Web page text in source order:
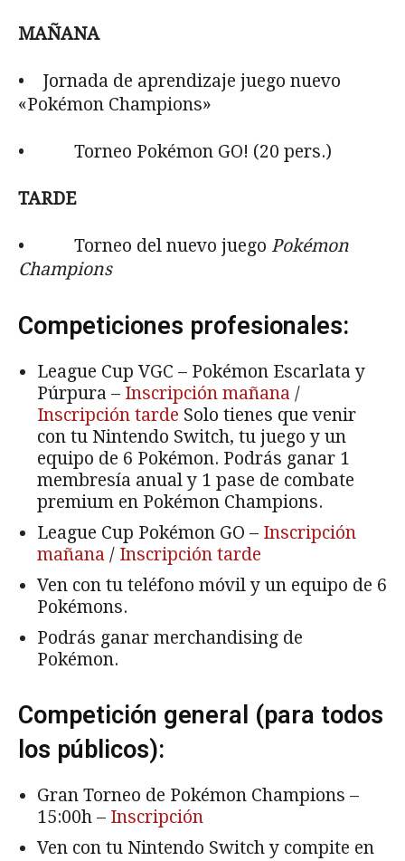
MAÑANA
• Jornada de aprendizaje juego nuevo
«Pokémon Champions»
• Torneo Pokémon GO! (20 pers.)
TARDE
• Torneo del nuevo juego Pokémon
Champions
Competiciones profesionales:
League Cup VGC – Pokémon Escarlata y
Púrpura – Inscripción mañana /
Inscripción tarde Solo tienes que venir
con tu Nintendo Switch, tu juego y un
equipo de 6 Pokémon. Podrás ganar 1
membresía anual y 1 pase de combate
premium en Pokémon Champions.
League Cup Pokémon GO – Inscripción
mañana / Inscripción tarde
Ven con tu teléfono móvil y un equipo de 6
Pokémons.
Podrás ganar merchandising de
Pokémon.
Competición general (para todos
los públicos):
Gran Torneo de Pokémon Champions –
15:00h – Inscripción
Ven con tu Nintendo Switch y compite en